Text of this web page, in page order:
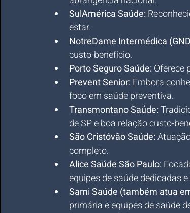
SulAmérica Saúde:
estar.
NotreDame Intermédica
custo-benefício.
Porto Seguro Saúde: Oferece
Prevent Senior: Embora
foco em saúde preventiva.
Transmontano Saúde:
de SP e boa relação custo-
São Cristóvão Saúde:
completo.
Alice Saúde São Paulo:
equipes de saúde dedicadas
Sami Saúde (também atua
primária e equipes de saúde